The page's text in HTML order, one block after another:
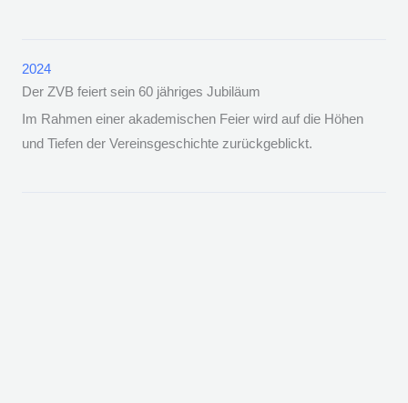
2024
Der ZVB feiert sein 60 jähriges Jubiläum
Im Rahmen einer akademischen Feier wird auf die Höhen
und Tiefen der Vereinsgeschichte zurückgeblickt.